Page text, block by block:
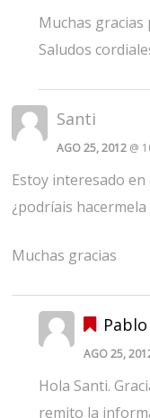
Muchas
Saludos
Santi
AGO 25, 2012 @
Estoy interesado
¿podríais hacermela
Muchas gracias
AGO 25,
Hola Santi.
remito la